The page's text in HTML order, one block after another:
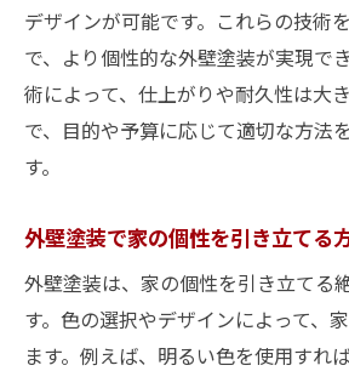
エコフレンドリーな外壁塗装
た家づくり
エコフレンドリー塗料の選
環境に優しい塗装技術
太陽光反射塗料のメリット
VOCフリー塗料の重要性
エネルギー効率を高める外
耐久性の高い塗料を選ぶ外壁
デザインが可能です。これらの技術
で、より個性的な外壁塗装が実現で
術によって、仕上がりや耐久性は大
で、目的や予算に応じて適切な方法
す。
外壁塗装で家の個性を引き立てる
外壁塗装は、家の個性を引き立てる
す。色の選択やデザインによって、
ます。例えば、明るい色を使用すれ